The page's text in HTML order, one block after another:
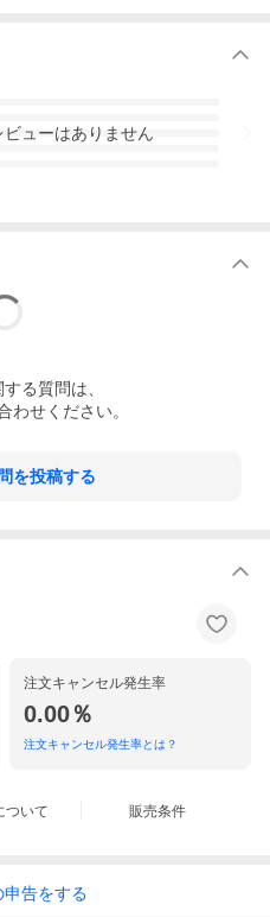
ビューはありません
る質問は、
わせください。
を投稿する
注文キャンセル発生率
0.00％
注文キャンセル発生率とは？
ついて 販売条件
申告をする